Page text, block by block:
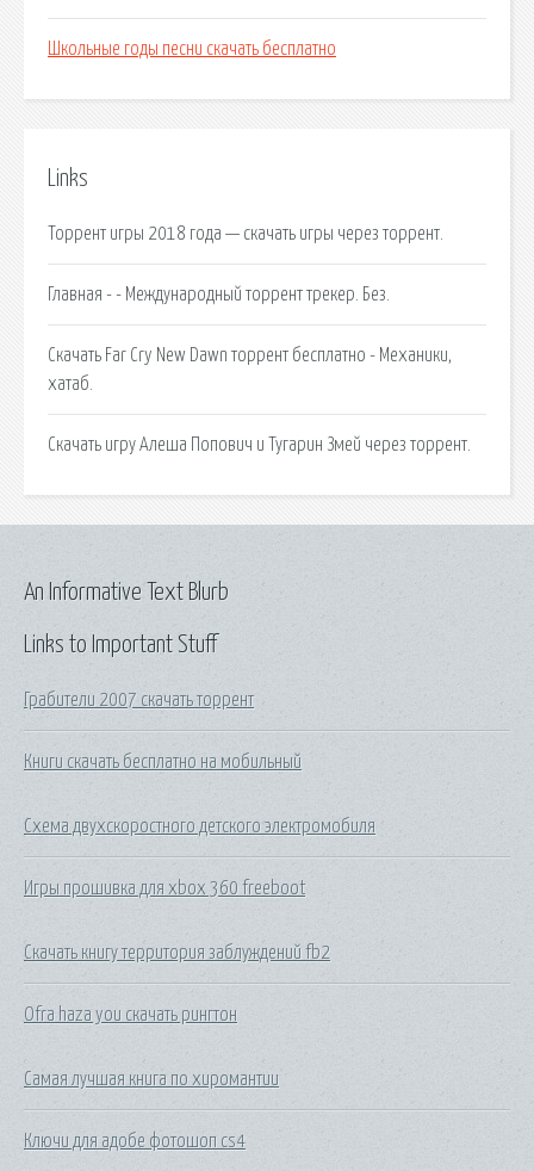
Школьные годы песни скачать бесплатно
Links
Торрент игры 2018 года — скачать игры через торрент.
Главная - - Международный торрент трекер. Без.
Скачать Far Cry New Dawn торрент бесплатно - Механики,
хатаб.
Скачать игру Алеша Попович и Тугарин Змей через торрент.
Links to Important Stuff
Грабители 2007 скачать торрент
Книги скачать бесплатно на мобильный
Схема двухскоростного детского электромобиля
Игры прошивка для xbox 360 freeboot
Скачать книгу территория заблуждений fb2
Ofra haza you скачать рингтон
Самая лучшая книга по хиромантии
Ключи для адобе фотошоп cs4
An Informative Text Blurb